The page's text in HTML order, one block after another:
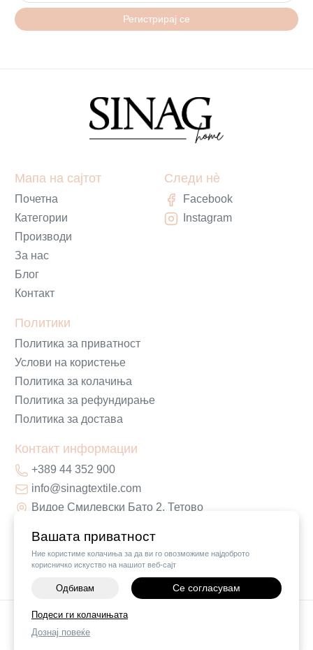
Вашата приватност
Ние користиме колачиња за да ви го овозможиме најдоброто
корисничко искуство на нашиот веб-сајт
Одбивам Се согласувам
Подеси ги колачињата
Дознај повеќе
+
Регистрирај се
Мапа на сајтот
Почетна
Категории
Производи
За нас
Блог
Контакт
Политики
Политика за приватност
Услови на користење
Политика за колачиња
Политика за рефундирање
Политика за достава
Контакт информации
+389 44 352 900
info@sinagtextile.com
Видое Смилевски Бато 2, Тетово
Следи нè
Facebook
Instagram
©2026Vendor x
Поставки за колачиња